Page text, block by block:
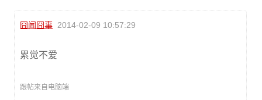
囧闻囧事 2014-02-09 10:57:29
累觉不爱
跟帖来自电脑端